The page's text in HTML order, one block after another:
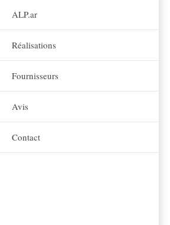
ALP.ar
Réalisations
Fournisseurs
Avis
Contact